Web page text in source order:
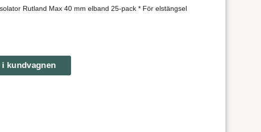
Rutland Max 40 mm elband 25-pack * För elstängsel
i kundvagnen